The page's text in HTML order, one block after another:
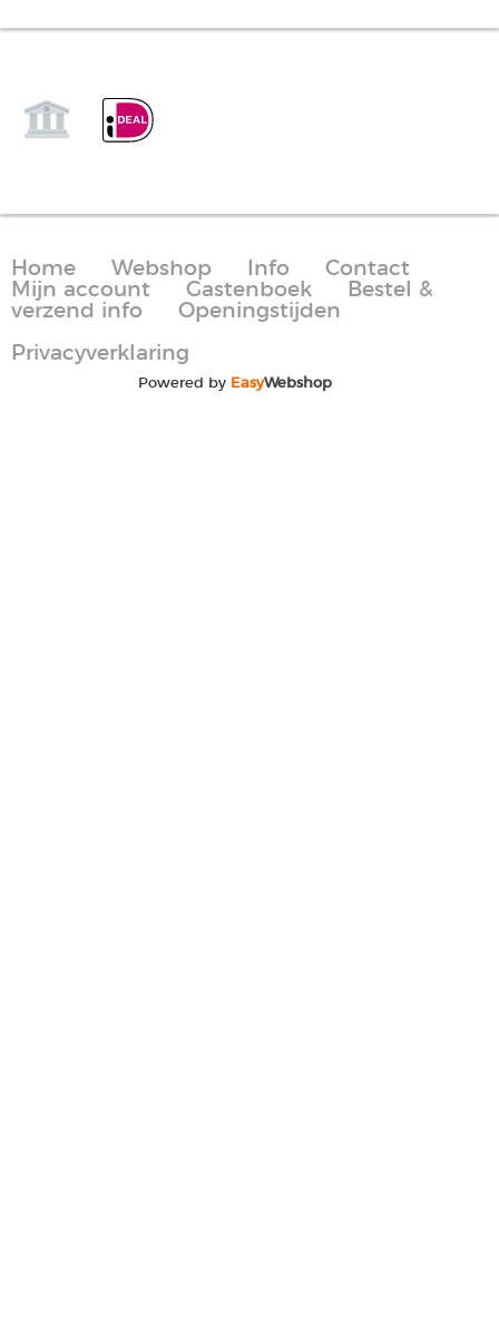
Home Webshop Info
Contact
Mijn account
Gastenboek
Bestel &
verzend info
Openingstijden
Privacyverklaring
Powered by EasyWebshop